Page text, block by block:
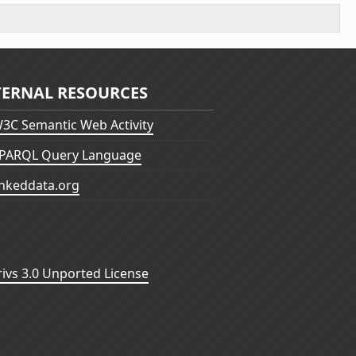
RESOURCES
Semantic Web Activity
Query Language
3.0 Unported License